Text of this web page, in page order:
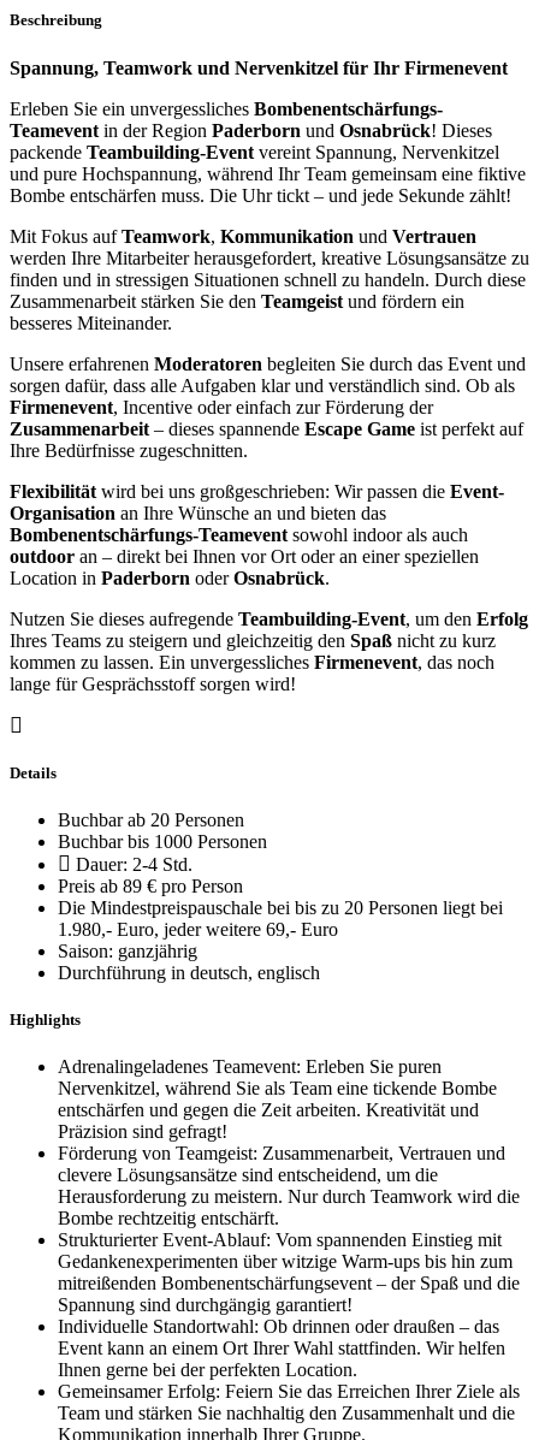
Beschreibung
Spannung, Teamwork und Nervenkitzel für Ihr Firmenevent
Erleben Sie ein unvergessliches Bombenentschärfungs-
Teamevent in der Region Paderborn und Osnabrück! Dieses
packende Teambuilding-Event vereint Spannung, Nervenkitzel
und pure Hochspannung, während Ihr Team gemeinsam eine fiktive
Bombe entschärfen muss. Die Uhr tickt – und jede Sekunde zählt!
Mit Fokus aufTeamwork, Kommunikation und Vertrauen
werden Ihre Mitarbeiter herausgefordert, kreative Lösungsansätze zu
finden und in stressigen Situationen schnell zu handeln. Durch diese
Zusammenarbeit stärken Sie den Teamgeist und fördern ein
besseres Miteinander.
Unsere erfahrenen Moderatoren begleiten Sie durch das Event und
sorgen dafür, dass alle Aufgaben klar und verständlich sind. Ob als
Firmenevent, Incentive oder einfach zur Förderung der
Zusammenarbeit – dieses spannende Escape Game ist perfekt auf
Ihre Bedürfnisse zugeschnitten.
Flexibilität wird bei uns großgeschrieben: Wir passen die Event-
Organisation an Ihre Wünsche an und bieten das
Bombenentschärfungs-Teamevent sowohl indoor als auch
outdoor an – direkt bei Ihnen vor Ort oder an einer speziellen
Location in Paderborn oderOsnabrück.
Nutzen Sie dieses aufregende Teambuilding-Event, um den Erfolg
Ihres Teams zu steigern und gleichzeitig den Spaß nicht zu kurz
kommen zu lassen. Ein unvergessliches Firmenevent, das noch
lange für Gesprächsstoff sorgen wird!
Details
Buchbar ab 20 Personen
Buchbar bis 1000 Personen
Dauer: 2-4 Std.
Preis ab 89 € pro Person
Die Mindestpreispauschale bei bis zu 20 Personen liegt bei
1.980,- Euro, jeder weitere 69,- Euro
Saison: ganzjährig
Durchführung in deutsch, englisch
Highlights
Adrenalingeladenes Teamevent: Erleben Sie puren
Nervenkitzel, während Sie als Team eine tickende Bombe
entschärfen und gegen die Zeit arbeiten. Kreativität und
Präzision sind gefragt!
Förderung von Teamgeist: Zusammenarbeit, Vertrauen und
clevere Lösungsansätze sind entscheidend, um die
Herausforderung zu meistern. Nur durch Teamwork wird die
Bombe rechtzeitig entschärft.
Strukturierter Event-Ablauf: Vom spannenden Einstieg mit
Gedankenexperimenten über witzige Warm-ups bis hin zum
mitreißenden Bombenentschärfungsevent – der Spaß und die
Spannung sind durchgängig garantiert!
Individuelle Standortwahl: Ob drinnen oder draußen – das
Event kann an einem Ort Ihrer Wahl stattfinden. Wir helfen
Ihnen gerne bei der perfekten Location.
Gemeinsamer Erfolg: Feiern Sie das Erreichen Ihrer Ziele als
Team und stärken Sie nachhaltig den Zusammenhalt und die
Kommunikation innerhalb Ihrer Gruppe.